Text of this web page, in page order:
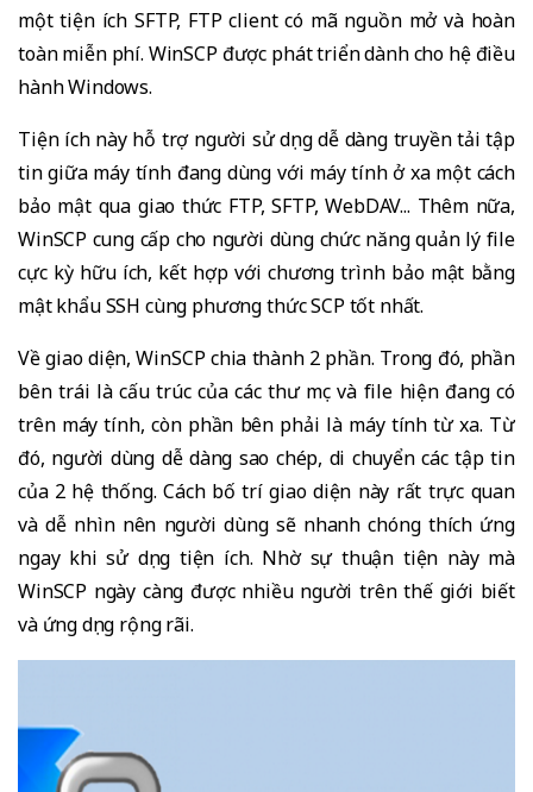
một tiện ích SFTP, FTP client có mã nguồn mở và hoàn
toàn miễn phí. WinSCP được phát triển dành cho hệ điều
hành Windows.
Tiện ích này hỗ trợ người sử dụng dễ dàng truyền tải tập
tin giữa máy tính đang dùng với máy tính ở xa một cách
bảo mật qua giao thức FTP, SFTP, WebDAV... Thêm nữa,
WinSCP cung cấp cho người dùng chức năng quản lý file
cực kỳ hữu ích, kết hợp với chương trình bảo mật bằng
mật khẩu SSH cùng phương thức SCP tốt nhất.
Về giao diện, WinSCP chia thành 2 phần. Trong đó, phần
bên trái là cấu trúc của các thư mục và file hiện đang có
trên máy tính, còn phần bên phải là máy tính từ xa. Từ
đó, người dùng dễ dàng sao chép, di chuyển các tập tin
của 2 hệ thống. Cách bố trí giao diện này rất trực quan
và dễ nhìn nên người dùng sẽ nhanh chóng thích ứng
ngay khi sử dụng tiện ích. Nhờ sự thuận tiện này mà
WinSCP ngày càng được nhiều người trên thế giới biết
và ứng dụng rộng rãi.